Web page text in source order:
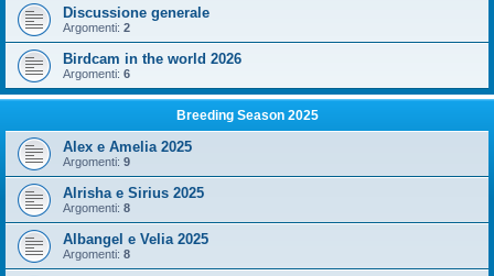
Discussione generale
Argomenti: 2
Birdcam in the world 2026
Argomenti: 6
Breeding Season 2025
Alex e Amelia 2025
Argomenti: 9
Alrisha e Sirius 2025
Argomenti: 8
Albangel e Velia 2025
Argomenti: 8